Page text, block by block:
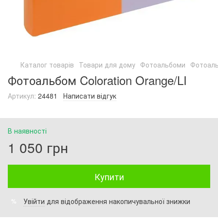
Каталог товарів Товари для дому Фотоальбоми
Фотоальбом Coloration Orange/LI
Артикул: 24481 Написати відгук
В наявності
1 050 грн
Купити
% Увійти для відображення накопичувальної знижки